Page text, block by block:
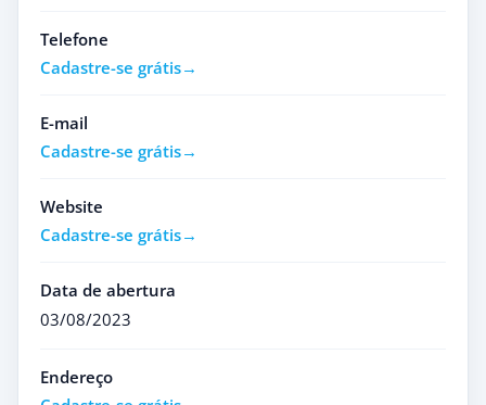
Telefone
Cadastre-se grátis
E-mail
Cadastre-se grátis
Website
Cadastre-se grátis
Data de abertura
03/08/2023
Endereço